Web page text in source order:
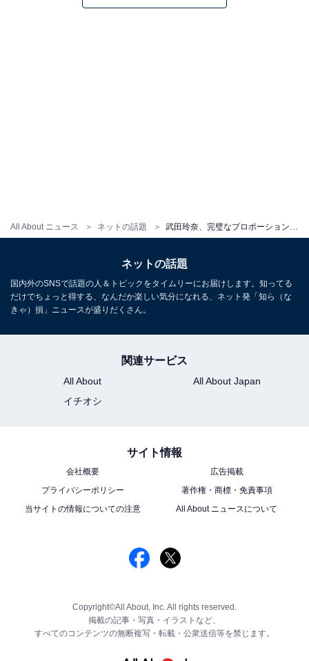
All About ニュース ネットの話題
ネットの話題
国内外のSNSで話題の人＆トピックをタイムリーにお届けします。知ってる
だけでちょっと得する、なんだか楽しい気分になれる、ネット発「知ら（な
きゃ）損」ニュースが盛りだくさん。
関連サービス
All About
All About Japan
イチオシ
サイト情報
会社概要
広告掲載
プライバシーポリシー
著作権・商標・免責事項
当サイトの情報についての注意
All About ニュースについて
Copyright©All About, Inc. All rights reserved.
掲載の記事・写真・イラストなど、
すべてのコンテンツの無断複写・転載・公衆送信等を禁じます。